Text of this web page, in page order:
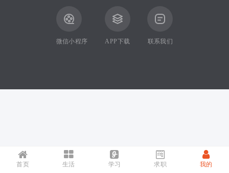
首页 生活 学习 求职 我的
微信小程序 APP下载 联系我们